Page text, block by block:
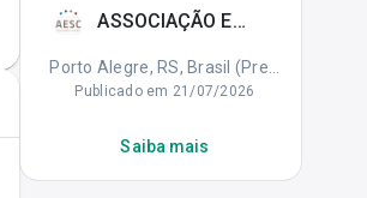
ASSOCIAÇÃO EDUCADORA SÃO CARLOS
Publicado em 21/07/2026
Saiba mais